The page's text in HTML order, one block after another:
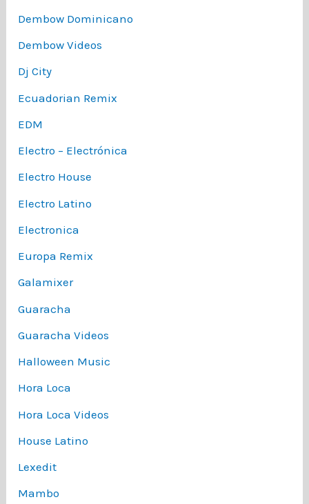
Dembow Dominicano
Dembow Videos
Dj City
Ecuadorian Remix
EDM
Electro – Electrónica
Electro House
Electro Latino
Electronica
Europa Remix
Galamixer
Guaracha
Guaracha Videos
Halloween Music
Hora Loca
Hora Loca Videos
House Latino
Lexedit
Mambo